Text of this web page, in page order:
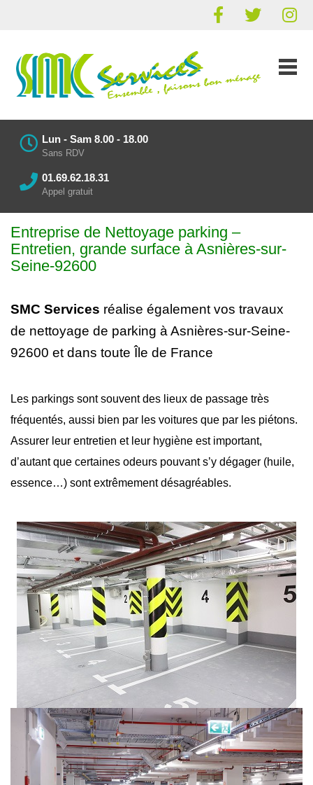
Lun - Sam 8.00 - 18.00
Sans RDV
01.69.62.18.31
Appel gratuit
Entreprise de Nettoyage parking –
Entretien, grande surface à Asnières-sur-
Seine-92600
SMC Services réalise également vos travaux
de nettoyage de parking à Asnières-sur-Seine-
92600 et dans toute Île de France
Les parkings sont souvent des lieux de passage très
fréquentés, aussi bien par les voitures que par les piétons.
Assurer leur entretien et leur hygiène est important,
d’autant que certaines odeurs pouvant s’y dégager (huile,
essence…) sont extrêmement désagréables.